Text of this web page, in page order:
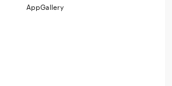
AppGallery